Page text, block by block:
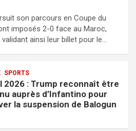
son parcours en Coupe du
imposés 2-0 face au Maroc,
ainsi leur billet pour le…
SPORTS
2026 : Trump reconnaît être
auprès d’Infantino pour
la suspension de Balogun